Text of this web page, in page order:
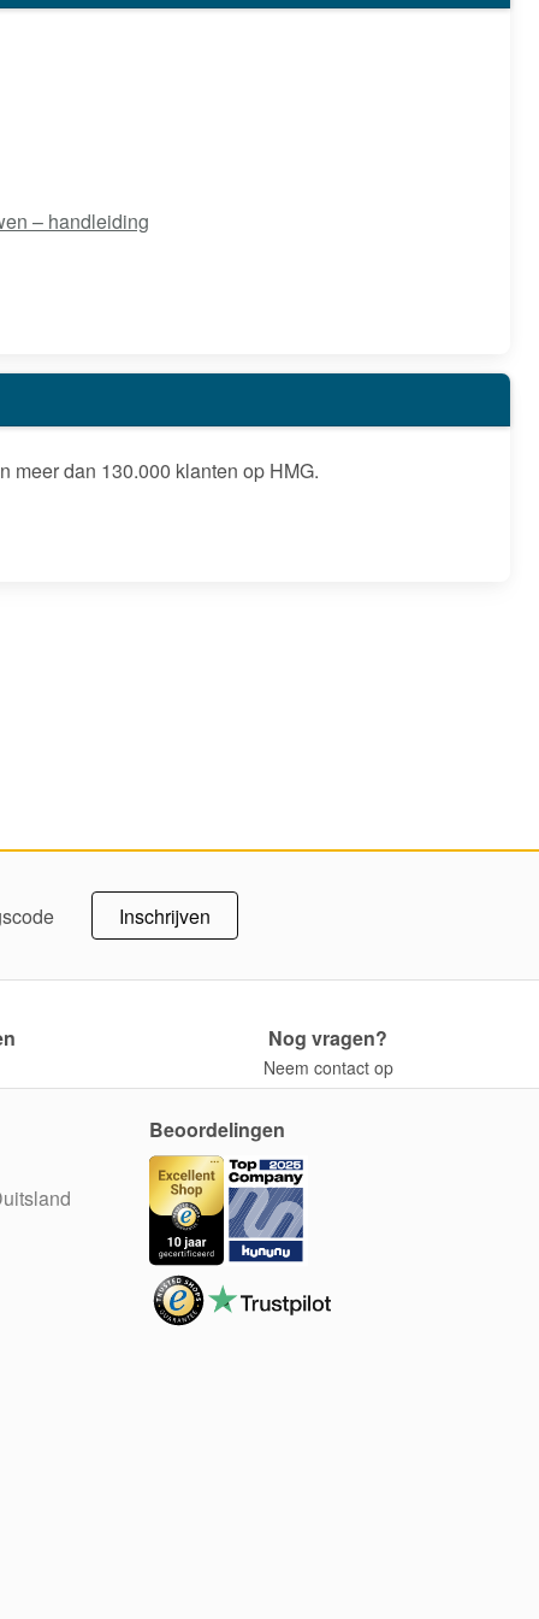
– handleiding
meer dan 130.000 klanten op HMG.
Inschrijven
Nog vragen?
Neem contact op
Beoordelingen